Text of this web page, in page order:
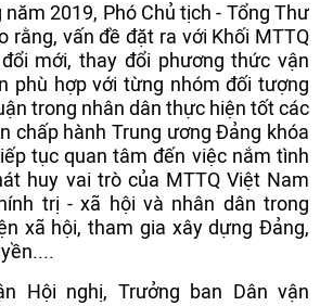
2019, Phó Chủ tịch - Tổng Thư
rằng, vấn đề đặt ra với Khối MTTQ
mới, thay đổi phương thức vận
phù hợp với từng nhóm đối tượng
trong nhân dân thực hiện tốt các
chấp hành Trung ương Đảng khóa
tục quan tâm đến việc nắm tình
huy vai trò của MTTQ Việt Nam
trị - xã hội và nhân dân trong
xã hội, tham gia xây dựng Đảng,
Hội nghị, Trưởng ban Dân vận